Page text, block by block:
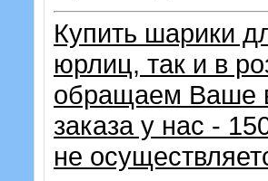
Купить шарики
юрлиц, так и в
обращаем Ваше
заказа у нас -
не